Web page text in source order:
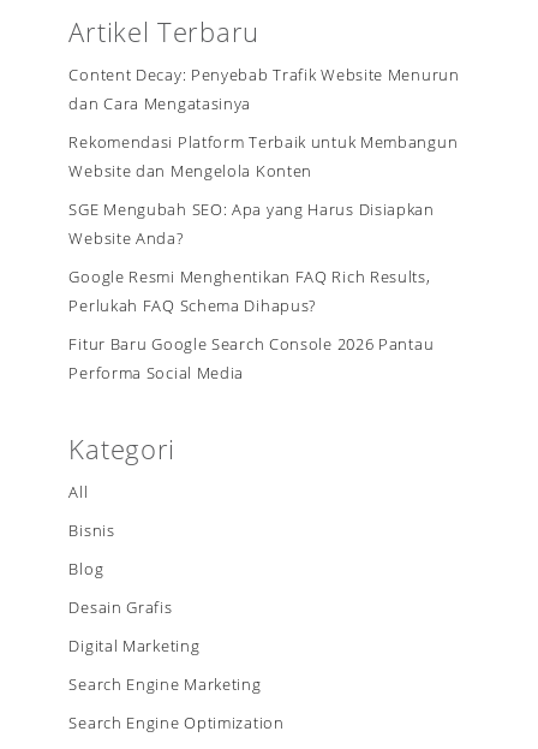
Artikel Terbaru
Content Decay: Penyebab Trafik Website Menurun
dan Cara Mengatasinya
Rekomendasi Platform Terbaik untuk Membangun
Website dan Mengelola Konten
SGE Mengubah SEO: Apa yang Harus Disiapkan
Website Anda?
Google Resmi Menghentikan FAQ Rich Results,
Perlukah FAQ Schema Dihapus?
Fitur Baru Google Search Console 2026 Pantau
Performa Social Media
Kategori
All
Bisnis
Blog
Desain Grafis
Digital Marketing
Search Engine Marketing
Search Engine Optimization